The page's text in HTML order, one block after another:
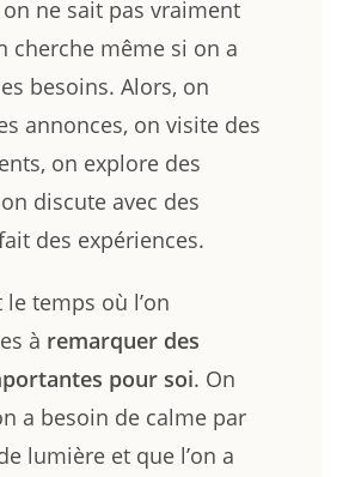
on ne sait pas vraiment
cherche même si on a
besoins. Alors, on
annonces, on visite des
on explore des
discute avec des
des expériences.
le temps où l’on
à remarquer des
pour soi. On
a besoin de calme par
lumière et que l’on a